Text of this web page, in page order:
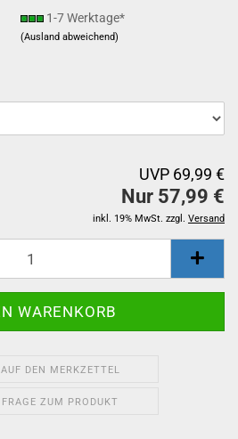
1-7 Werktage*
(Ausland abweichend)
UVP 69,99 €
Nur 57,99 €
inkl. 19% MwSt. zzgl. Versand
AUF DEN MERKZETTEL
FRAGE ZUM PRODUKT